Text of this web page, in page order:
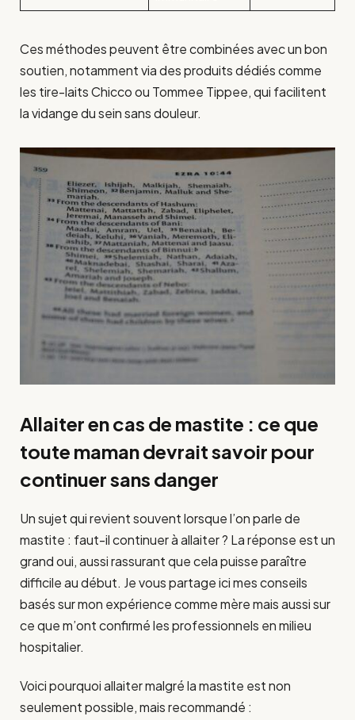
Ces méthodes peuvent être combinées avec un bon
soutien, notamment via des produits dédiés comme
les tire-laits Chicco ou Tommee Tippee, qui facilitent
la vidange du sein sans douleur.
Allaiter en cas de mastite : ce que
toute maman devrait savoir pour
continuer sans danger
Un sujet qui revient souvent lorsque l’on parle de
mastite : faut-il continuer à allaiter ? La réponse est un
grand oui, aussi rassurant que cela puisse paraître
difficile au début. Je vous partage ici mes conseils
basés sur mon expérience comme mère mais aussi sur
ce que m’ont confirmé les professionnels en milieu
hospitalier.
Voici pourquoi allaiter malgré la mastite est non
seulement possible, mais recommandé :